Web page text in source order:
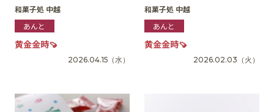
和菓子処 中越
あんと
黄金金時🍠
2026.04.15 （水）
和菓子処 中越
あんと
黄金金時🍠
2026.02.03 （火）